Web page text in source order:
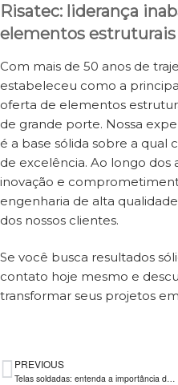
Risatec: liderança
elementos estruturais
Com mais de 50 anos de
estabeleceu como a
oferta de elementos
de grande porte. Nossa
é a base sólida sobre a qual
de excelência. Ao longo dos
inovação e
engenharia de alta
dos nossos clientes.
Se você busca resultados
contato hoje mesmo e
transformar seus projetos
PREVIOUS